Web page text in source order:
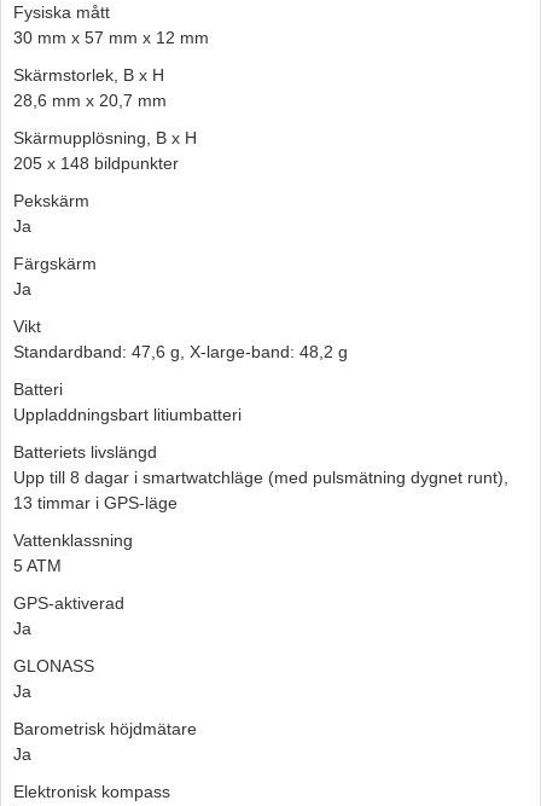
Fysiska mått
30 mm x 57 mm x 12 mm
Skärmstorlek, B x H
28,6 mm x 20,7 mm
Skärmupplösning, B x H
205 x 148 bildpunkter
Pekskärm
Ja
Färgskärm
Ja
Vikt
Standardband: 47,6 g, X-large-band: 48,2 g
Batteri
Uppladdningsbart litiumbatteri
Batteriets livslängd
Upp till 8 dagar i smartwatchläge (med pulsmätning dygnet runt),
13 timmar i GPS-läge
Vattenklassning
5 ATM
GPS-aktiverad
Ja
GLONASS
Ja
Barometrisk höjdmätare
Ja
Elektronisk kompass